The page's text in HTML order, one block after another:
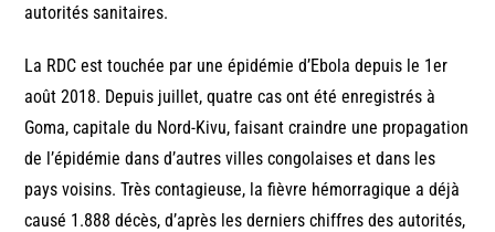
autorités sanitaires.
La RDC est touchée par une épidémie d’Ebola depuis le 1er
août 2018. Depuis juillet, quatre cas ont été enregistrés à
Goma, capitale du Nord-Kivu, faisant craindre une propagation
de l’épidémie dans d’autres villes congolaises et dans les
pays voisins. Très contagieuse, la fièvre hémorragique a déjà
causé 1.888 décès, d’après les derniers chiffres des autorités,